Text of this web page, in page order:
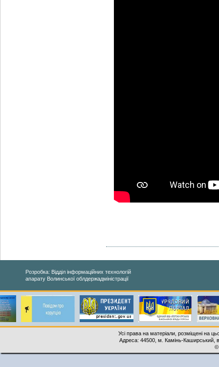
Розробка: Відділ інформаційних технологій
апарату Волинської облдержадміністрації
Усі права на матеріали, розміщені на
Адреса: 44500, м. Камінь-Каширський,
©